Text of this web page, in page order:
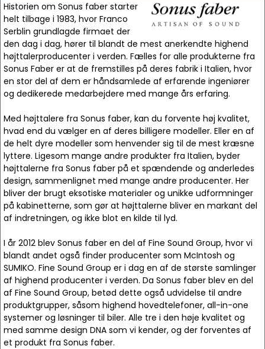
Historien om Sonus faber starter
helt tilbage i 1983, hvor Franco
Serblin grundlagde firmaet der
den dag i dag, hører til blandt de mest anerkendte highend
højttalerproducenter i verden. Fælles for alle produkterne fra
Sonus Faber er at de fremstilles på deres fabrik i Italien, hvor
en stor del af dem er håndsamlede af erfarende ingeniører
og dedikerede medarbejdere med mange års erfaring.
Med højttalere fra Sonus faber, kan du forvente høj kvalitet,
hvad end du vælger en af deres billigere modeller. Eller en af
de helt dyre modeller som henvender sig til de mest kræsne
lyttere. Ligesom mange andre produkter fra Italien, byder
højttalerne fra Sonus faber på et spændende og anderledes
design, sammenlignet med mange andre producenter. Her
bliver der brugt eksotiske materialer og unikke udformninger
på kabinetterne, som gør at højttalerne bliver en markant del
af indretningen, og ikke blot en kilde til lyd.
I år 2012 blev Sonus faber en del af Fine Sound Group, hvor vi
blandt andet også finder producenter som McIntosh og
SUMIKO. Fine Sound Group er i dag en af de største samlinger
af highend producenter i verden. Da Sonus faber blev en del
af Fine Sound Group, betød dette også udvidelse til andre
produktgrupper, såsom highend hovedtelefoner, all-in-one
systemer og løsninger til biler. Alle tre i den høje kvalitet og
med samme design DNA som vi kender, og der forventes af
et produkt fra Sonus faber.